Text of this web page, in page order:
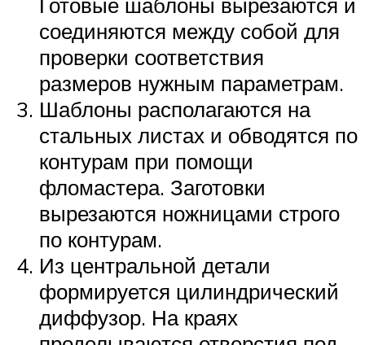
соединяются между собой для
проверки соответствия
размеров нужным параметрам.
Шаблоны располагаются на
стальных листах и обводятся по
контурам при помощи
фломастера. Заготовки
вырезаются ножницами строго
по контурам.
Из центральной детали
формируется цилиндрический
диффузор. На краях